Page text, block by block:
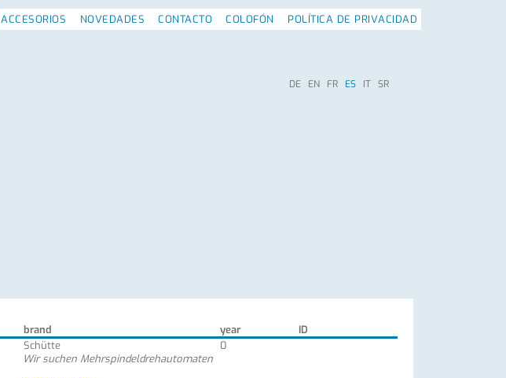
ACCESORIOS NOVEDADES CONTACTO COLOFÓN POLÍTICA DE PRIVACIDAD
DE EN FR ES IT SR
brand year
ID
Schütte
0
Wir suchen Mehrspindeldrehautomaten